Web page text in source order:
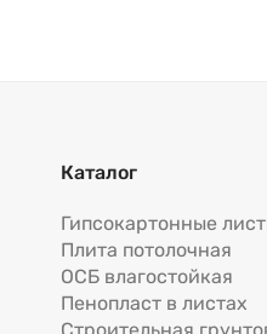
Каталог
Гипсокартонные
Плита потолочная
ОСБ влагостойкая
Пенопласт в листах